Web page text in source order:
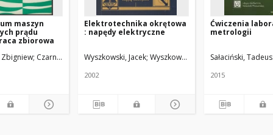
maszyn
prądu
zbiorowa
Zbigniew Czarnecki, Leszek Hrynkiewicz, Jarosław Krasucka, Ewa Roszczyk,
Elektrotechnika okrętowa
: napędy elektryczne
Wyszkowski, Jacek Wyszkowski, Sławomir
2002
Ćwiczenia
metrologii
Sałaciński,
2015